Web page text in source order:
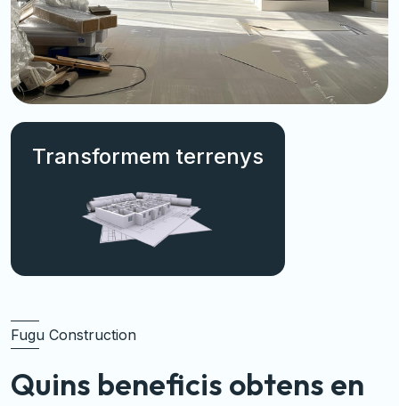
Transformem terrenys
Fugu Construction
Quins beneficis obtens en